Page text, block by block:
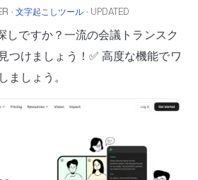
· 文字起こしツール · UPDATED
しですか？一流の会議トランスク
つけましょう！✅ 高度な機能でワ
ましょう。